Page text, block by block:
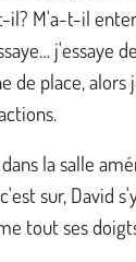
il? M'a-t-il
j'essaye
de place, alors
la salle
sur, David
tout ses